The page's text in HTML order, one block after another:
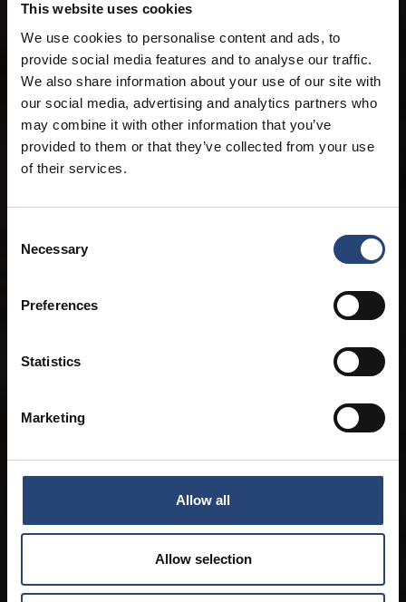
This website uses cookies
We use cookies to personalise content and ads, to
provide social media features and to analyse our traffic.
We also share information about your use of our site with
our social media, advertising and analytics partners who
may combine it with other information that you’ve
provided to them or that they’ve collected from your use
of their services.
Selection
Necessary
Preferences
Statistics
Marketing
Allow all
Allow selection